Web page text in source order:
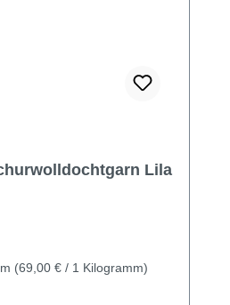
Lila
(69,00 € / 1 Kilogramm)